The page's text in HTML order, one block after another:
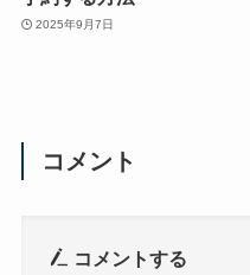
2025年9月7日
コメント
コメントする